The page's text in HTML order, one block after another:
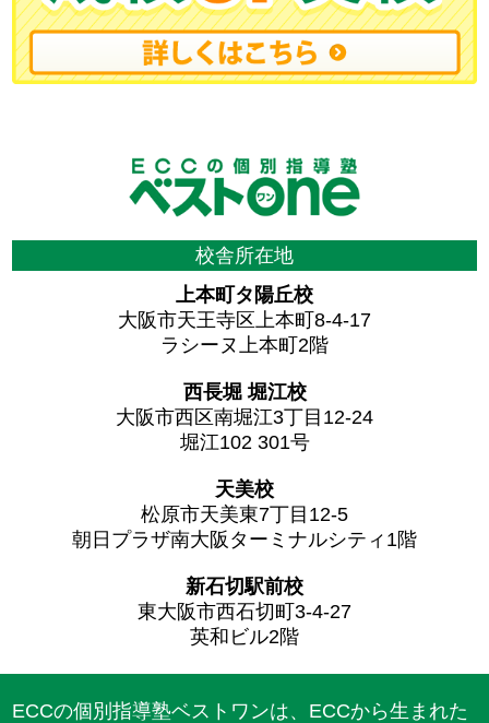
校舎所在地
上本町タ陽丘校
大阪市天王寺区上本町8-4-17
ラシーヌ上本町2階
西長堀 堀江校
大阪市西区南堀江3丁目12-24
堀江102 301号
天美校
松原市天美東7丁目12-5
朝日プラザ南大阪ターミナルシティ1階
新石切駅前校
東大阪市西石切町3-4-27
英和ビル2階
ECCの個別指導塾ベストワンは、ECCから生まれた